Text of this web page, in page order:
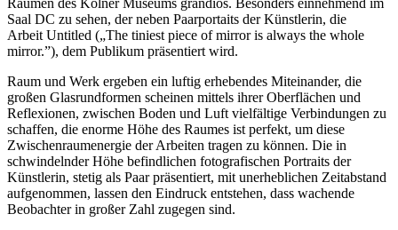
Saal DC zu sehen, der neben Paarportaits der Künstlerin, die
Arbeit Untitled („The tiniest piece of mirror is always the whole
mirror.”), dem Publikum präsentiert wird.
Raum und Werk ergeben ein luftig erhebendes Miteinander, die
großen Glasrundformen scheinen mittels ihrer Oberflächen und
Reflexionen, zwischen Boden und Luft vielfältige Verbindungen zu
schaffen, die enorme Höhe des Raumes ist perfekt, um diese
Zwischenraumenergie der Arbeiten tragen zu können. Die in
schwindelnder Höhe befindlichen fotografischen Portraits der
Künstlerin, stetig als Paar präsentiert, mit unerheblichen Zeitabstand
aufgenommen, lassen den Eindruck entstehen, dass wachende
Beobachter in großer Zahl zugegen sind.